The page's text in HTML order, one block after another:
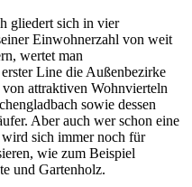
gliedert sich in vier
Einwohnerzahl von weit
wertet man
Line die Außenbezirke
attraktiven Wohnvierteln
sowie dessen
Aber auch wer schon eine
sich immer noch für
wie zum Beispiel
und Gartenholz.